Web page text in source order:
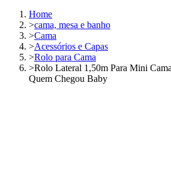
Home
>cama, mesa e banho
>Cama
>Acessórios e Capas
>Rolo para Cama
>Rolo Lateral 1,50m Para Mini
Quem Chegou Baby